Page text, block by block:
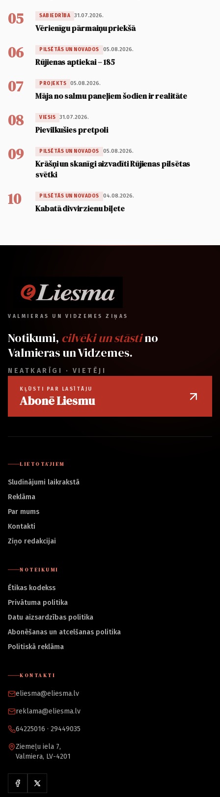
05 SABIEDRĪBA 31.07.2026.
Vērienīgu pārmaiņu priekšā
06 PILSĒTĀS UN NOVADOS 05.08.2026.
Rūjienas aptiekai – 185
07 PROJEKTS 05.08.2026.
Māja no salmu paneļiem šodien ir realitāte
08 VIESIS 31.07.2026.
Pievilkušies pretpoli
09 PILSĒTĀS UN NOVADOS 05.08.2026.
Krāšņi un skanīgi aizvadīti Rūjienas pilsētas
svētki
10 PILSĒTĀS UN NOVADOS 04.08.2026.
Kabatā divvirzienu biļete
VALMIERAS UN VIDZEMES ZIŅAS
Notikumi, cilvēki un stāstino
Valmieras un Vidzemes.
NEATKARĪGI · VIETĒJI
KĻŪSTI PAR LASĪTĀJU
Abonē Liesmu
LIETOTĀJIEM
Sludinājumi laikrakstā
Reklāma
Par mums
Kontakti
Ziņo redakcijai
NOTEIKUMI
Ētikas kodekss
Privātuma politika
Datu aizsardzības politika
Abonēšanas un atcelšanas politika
Politiskā reklāma
KONTAKTI
eliesma@eliesma.lv
reklama@eliesma.lv
64225016 · 29449035
Ziemeļu iela 7,
Valmiera, LV-4201